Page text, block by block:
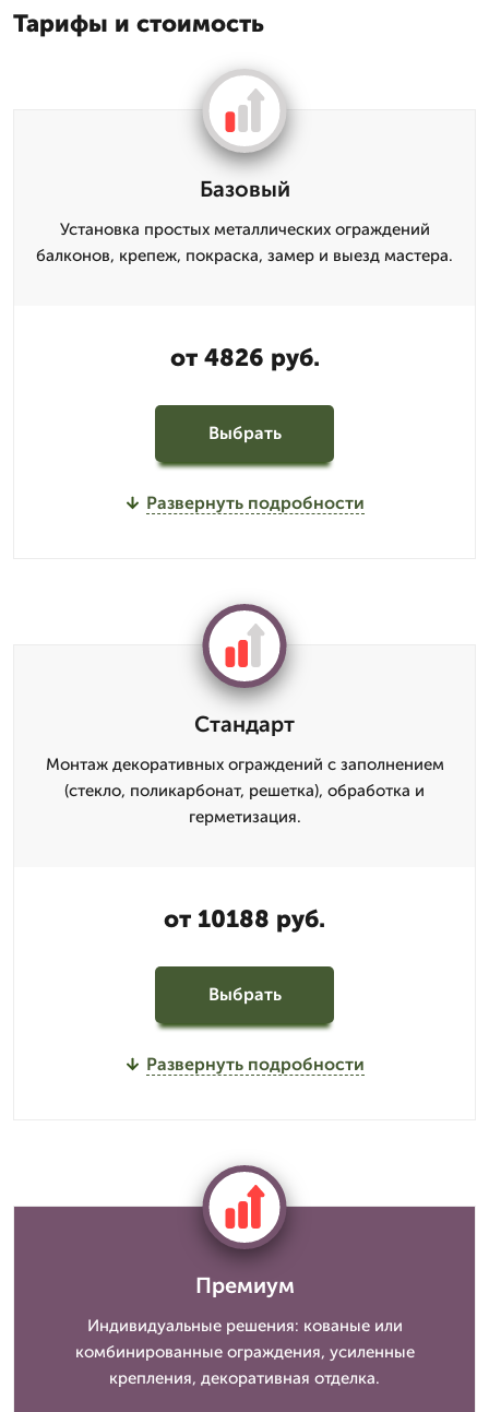
Тарифы и стоимость
Базовый
Установка простых металлических ограждений
балконов, крепеж, покраска, замер и выезд мастера.
от 4826 руб.
Выбрать
Развернуть подробности
Стандарт
Монтаж декоративных ограждений с заполнением
(стекло, поликарбонат, решетка), обработка и
герметизация.
от 10188 руб.
Выбрать
Развернуть подробности
Премиум
Индивидуальные решения: кованые или
комбинированные ограждения, усиленные
крепления, декоративная отделка.